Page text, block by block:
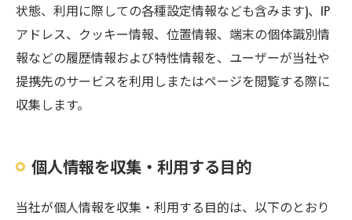
状態、利用に際しての各種設定情報なども含みます)、IP
アドレス、クッキー情報、位置情報、端末の個体識別情
報などの履歴情報および特性情報を、ユーザーが当社や
提携先のサービスを利用しまたはページを閲覧する際に
収集します。
個人情報を収集・利用する目的
当社が個人情報を収集・利用する目的は、以下のとおり